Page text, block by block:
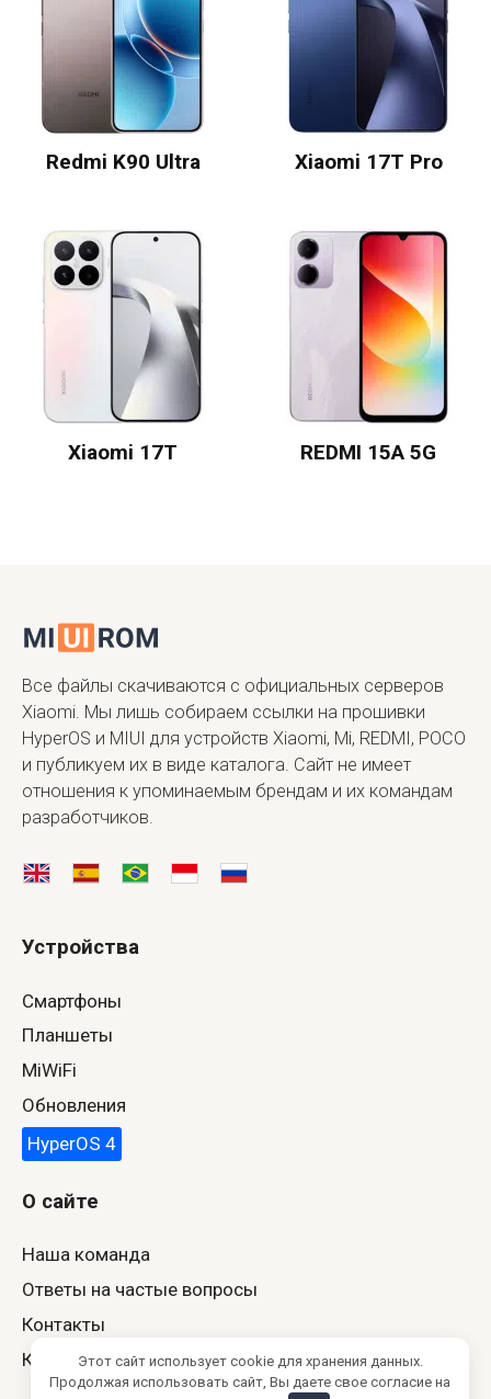
Redmi K90 Ultra Xiaomi 17T Pro
Xiaomi 17T REDMI 15A 5G
Все файлы скачиваются с официальных серверов
Xiaomi. Мы лишь собираем ссылки на прошивки
HyperOS и MIUI для устройств Xiaomi, Mi, REDMI, POCO
и публикуем их в виде каталога. Сайт не имеет
отношения к упоминаемым брендам и их командам
разработчиков.
Устройства
Смартфоны
Планшеты
MiWiFi
Обновления
HyperOS 4
О сайте
Наша команда
Ответы на частые вопросы
Контакты
Конфиденциальность
Этот сайт использует cookie для хранения данных.
Продолжая использовать сайт, Вы даете свое согласие на